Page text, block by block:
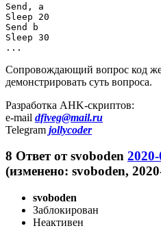
Send, a
Sleep 20
Send b
Sleep 30
...
Сопровождающий вопрос код
демонстрировать суть вопроса.
Разработка AHK-скриптов:
e-mail dfiveg@mail.ru
Telegram jollycoder
8 Ответ отsvoboden
(изменено: svoboden,
svoboden
Заблокирован
Неактивен